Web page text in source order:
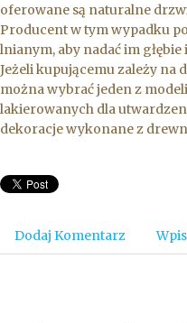
oferowane są naturalne
Producent w tym wypadku
lnianym, aby nadać im
Jeżeli kupującemu zależy
można wybrać jeden z
lakierowanych dla
dekoracje wykonane z
Dodaj Komentarz